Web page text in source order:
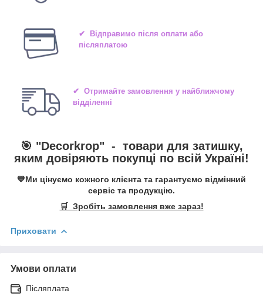
✔ Відправимо після оплати або
післяплатою
✔ Отримайте замовлення у найближчому
відділенні
🎯 "Decorkrop" - товари для затишку,
яким довіряють покупці по всій Україні!
💙Ми цінуємо кожного клієнта та гарантуємо відмінний
сервіс та продукцію.
🛒 Зробіть замовлення вже зараз!
Приховати
Умови оплати
Післяплата